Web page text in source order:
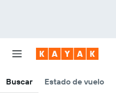
Buscar Estado de vuelo